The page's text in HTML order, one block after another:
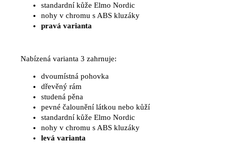
standardní kůže Elmo Nordic
nohy v chromu s ABS kluzáky
pravá varianta
Nabízená varianta 3 zahrnuje:
dvoumístná pohovka
dřevěný rám
studená pěna
pevné čalounění látkou nebo kůží
standardní kůže Elmo Nordic
nohy v chromu s ABS kluzáky
levá varianta